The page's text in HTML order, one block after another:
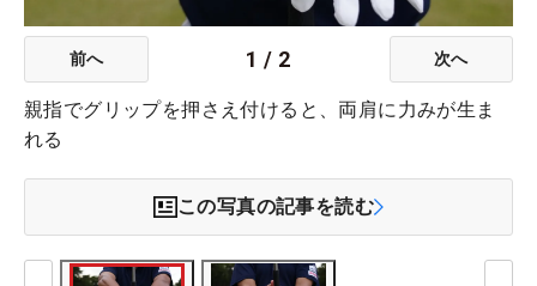
前へ 1 / 2 次へ
親指でグリップを押さえ付けると、両肩に力みが生ま
れる
この写真の記事を読む